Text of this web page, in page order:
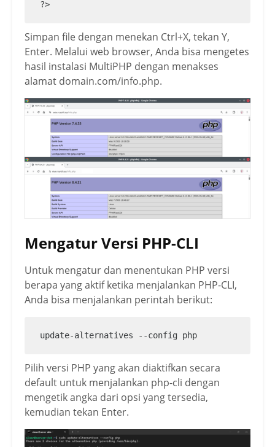
?>
Simpan file dengan menekan Ctrl+X, tekan Y,
Enter. Melalui web browser, Anda bisa mengetes
hasil instalasi MultiPHP dengan menakses
alamat domain.com/info.php.
Mengatur Versi PHP-CLI
Untuk mengatur dan menentukan PHP versi
berapa yang aktif ketika menjalankan PHP-CLI,
Anda bisa menjalankan perintah berikut:
update-alternatives --config php
Pilih versi PHP yang akan diaktifkan secara
default untuk menjalankan php-cli dengan
mengetik angka dari opsi yang tersedia,
kemudian tekan Enter.